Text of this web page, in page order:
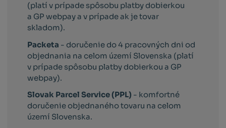
(platí v prípade spôsobu platby dobierkou
a GP webpay a v prípade ak je tovar
skladom).
Packeta - doručenie do 4 pracovných dni od
objednania na celom území Slovenska (platí
v prípade spôsobu platby dobierkou a GP
webpay).
Slovak Parcel Service (PPL) - komfortné
doručenie objednaného tovaru na celom
území Slovenska.